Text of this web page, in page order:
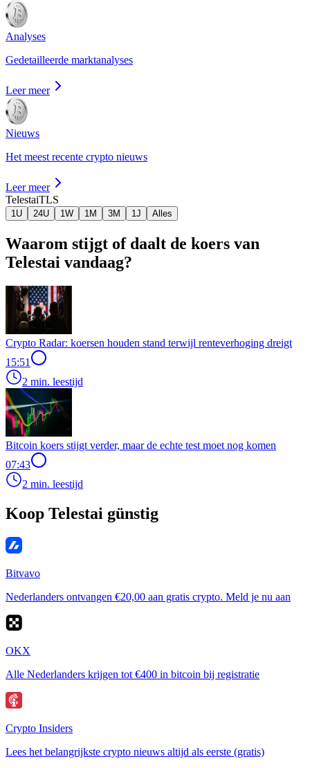
Analyses
Gedetailleerde marktanalyses
Leer meer
Nieuws
Het meest recente crypto nieuws
Leer meer
TelestaiTLS
1U 24U 1W 1M 3M 1J Alles
Waarom stijgt of daalt de koers van
Telestai vandaag?
Crypto Radar: koersen houden stand terwijl renteverhoging dreigt
15:51
2 min. leestijd
Bitcoin koers stijgt verder, maar de echte test moet nog komen
07:43
2 min. leestijd
Koop Telestai günstig
Bitvavo
Nederlanders ontvangen €20,00 aan gratis crypto. Meld je nu aan
OKX
Alle Nederlanders krijgen tot €400 in bitcoin bij registratie
Crypto Insiders
Lees het belangrijkste crypto nieuws altijd als eerste (gratis)